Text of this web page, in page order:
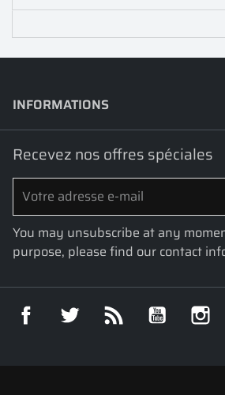
INFORMATIONS
Recevez nos offres spéciales
You may unsubscribe at any
purpose, please find our contact
Facebook Twitter YouTube